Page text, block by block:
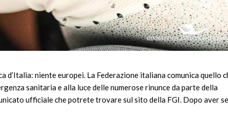
d’Italia: niente europei. La Federazione italiana comunica quello
sanitaria e alla luce delle numerose rinunce da parte della
ufficiale che potrete trovare sul sito della FGI. Dopo aver